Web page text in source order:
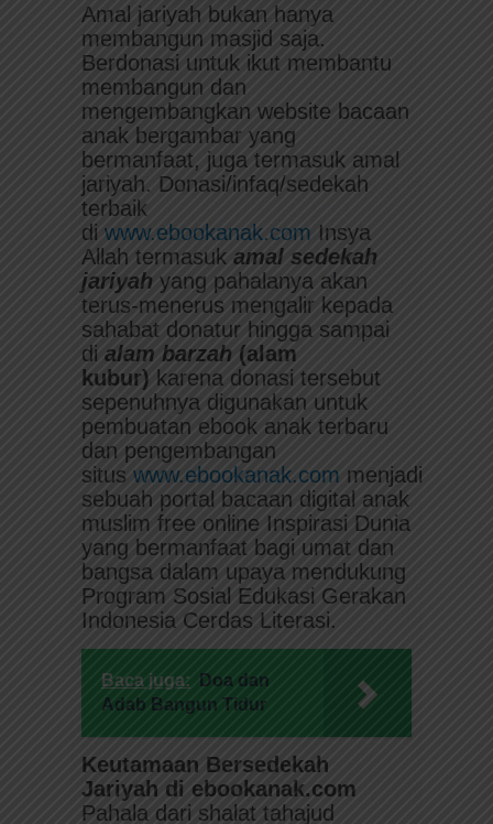
Amal jariyah bukan hanya
membangun masjid saja.
Berdonasi untuk ikut membantu
membangun dan
mengembangkan website bacaan
anak bergambar yang
bermanfaat, juga termasuk amal
jariyah. Donasi/infaq/sedekah
terbaik
di www.ebookanak.com Insya
Allah termasuk amal sedekah
jariyah yang pahalanya akan
terus-menerus mengalir kepada
sahabat donatur hingga sampai
di alam barzah (alam
kubur) karena donasi tersebut
sepenuhnya digunakan untuk
pembuatan ebook anak terbaru
dan pengembangan
situs www.ebookanak.com menjadi
sebuah portal bacaan digital anak
muslim free online Inspirasi Dunia
yang bermanfaat bagi umat dan
bangsa dalam upaya mendukung
Program Sosial Edukasi Gerakan
Indonesia Cerdas Literasi.
Baca juga:
Doa dan
Adab Bangun Tidur
Keutamaan Bersedekah
Jariyah di ebookanak.com
Pahala dari shalat tahajud